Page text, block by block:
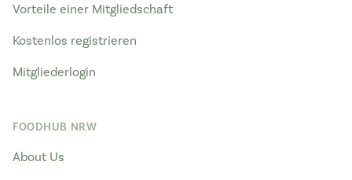
Vorteile einer Mitgliedschaft
Kostenlos registrieren
Mitgliederlogin
FOODHUB NRW
About Us